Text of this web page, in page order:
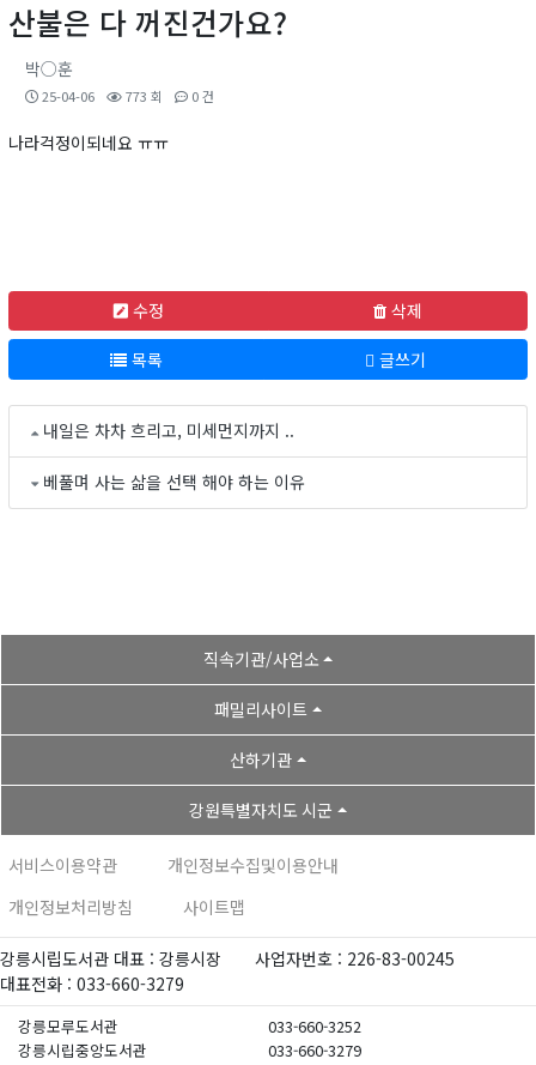
산불은 다 꺼진건가요?
박○훈
25-04-06 773 회 0 건
나라걱정이되네요 ㅠㅠ
수정 삭제
목록 글쓰기
내일은 차차 흐리고, 미세먼지까지 ..
베풀며 사는 삶을 선택 해야 하는 이유
직속기관/사업소
패밀리사이트
산하기관
강원특별자치도 시군
서비스이용약관
개인정보수집및이용안내
개인정보처리방침
사이트맵
강릉시립도서관 대표 : 강릉시장
사업자번호 : 226-83-00245
대표전화 : 033-660-3279
강릉모루도서관
033-660-3252
강릉시립중앙도서관
033-660-3279